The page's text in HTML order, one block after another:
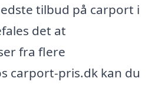
tilbud på carport i
det at
fra flere
carport-pris.dk kan du